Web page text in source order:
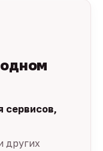
сервисов,
других